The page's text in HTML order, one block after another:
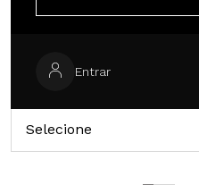
Entrar
Selecione